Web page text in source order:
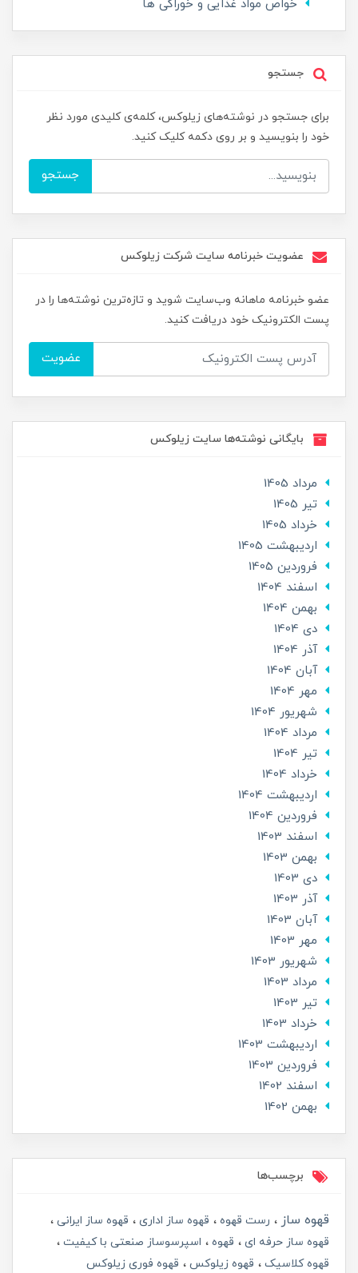
خواص مواد غذایی و خوراکی ها
جستجو
برای جستجو در نوشته‌های زیلوکس، کلمه‌ی کلیدی مورد نظر
خود را بنویسید و بر روی دکمه کلیک کنید.
جستجو
عضویت خبرنامه سایت شرکت زیلوکس
عضو خبرنامه ماهانه وب‌سایت شوید و تازه‌ترین نوشته‌ها را در
پست الکترونیک خود دریافت کنید.
عضویت
بایگانی نوشته‌ها سایت زیلوکس
مرداد 1405
تير 1405
خرداد 1405
ارديبهشت 1405
فروردین 1405
اسفند 1404
بهمن 1404
دی 1404
آذر 1404
آبان 1404
مهر 1404
شهریور 1404
مرداد 1404
تير 1404
خرداد 1404
ارديبهشت 1404
فروردین 1404
اسفند 1403
بهمن 1403
دی 1403
آذر 1403
آبان 1403
مهر 1403
شهریور 1403
مرداد 1403
تير 1403
خرداد 1403
ارديبهشت 1403
فروردین 1403
اسفند 1402
بهمن 1402
برچسب‌ها
قهوه ساز رست قهوه قهوه ساز اداری
قهوه ساز ایرانی
قهوه ساز حرفه ای
قهوه
اسپرسوساز صنعتی با کیفیت
قهوه کلاسیک
قهوه زیلوکس قهوه فوری زیلوکس